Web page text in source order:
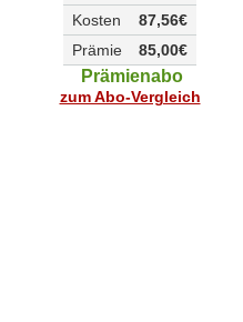
87,56€
Kosten
85,00€
Prämie
Prämienabo
zum Abo-Vergleich